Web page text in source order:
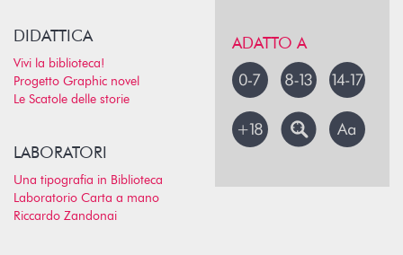
DIDATTICA
Vivi la biblioteca!
Progetto Graphic novel
Le Scatole delle storie
LABORATORI
Una tipografia in Biblioteca
Laboratorio Carta a mano
Riccardo Zandonai
ADATTO A